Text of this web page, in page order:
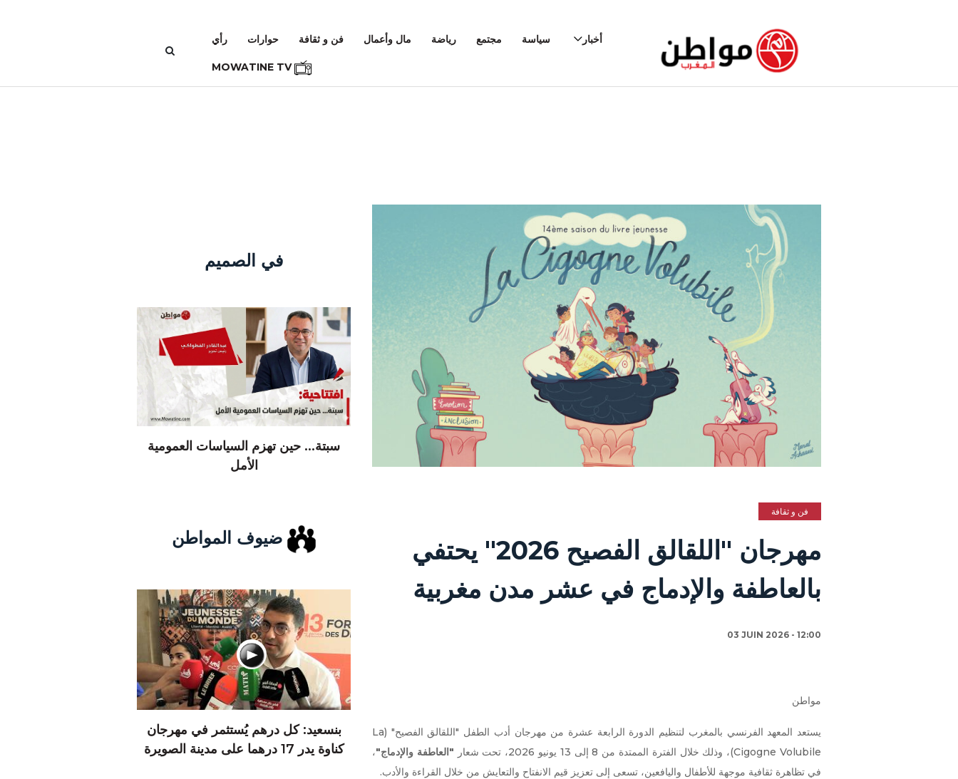
أخبار سياسة مجتمع رياضة مال وأعمال فن و ثقافة حوارات رأي
MOWATINE TV
فن و ثقافة
مهرجان "اللقالق الفصيح 2026" يحتفي
بالعاطفة والإدماج في عشر مدن مغربية
03 JUIN 2026 - 12:00
مواطن
يستعد المعهد الفرنسي بالمغرب لتنظيم الدورة الرابعة عشرة من مهرجان أدب الطفل "اللقالق الفصيح" (La
Cigogne Volubile)، وذلك خلال الفترة الممتدة من 8 إلى 13 يونيو 2026، تحت شعار
"العاطفة والإدماج"،
في تظاهرة ثقافية موجهة للأطفال واليافعين، تسعى إلى تعزيز قيم الانفتاح والتعايش من خلال القراءة والأدب.
في الصميم
سبتة... حين تهزم السياسات العمومية
الأمل
ضيوف المواطن
بنسعيد: كل درهم يُستثمر في مهرجان
كناوة يدر 17 درهما على مدينة الصويرة